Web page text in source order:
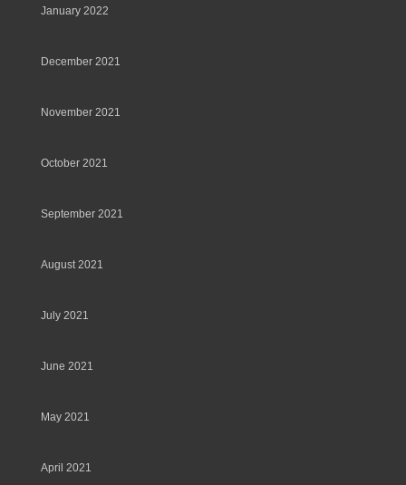
January 2022
December 2021
November 2021
October 2021
September 2021
August 2021
July 2021
June 2021
May 2021
April 2021